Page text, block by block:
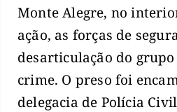
Monte Alegre, no
ação, as forças de
desarticulação do
crime. O preso foi
delegacia de Polícia